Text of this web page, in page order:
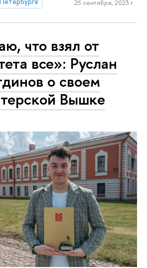
25 сентября, 2023 г.
что взял от
все»: Руслан
о своем
Вышке